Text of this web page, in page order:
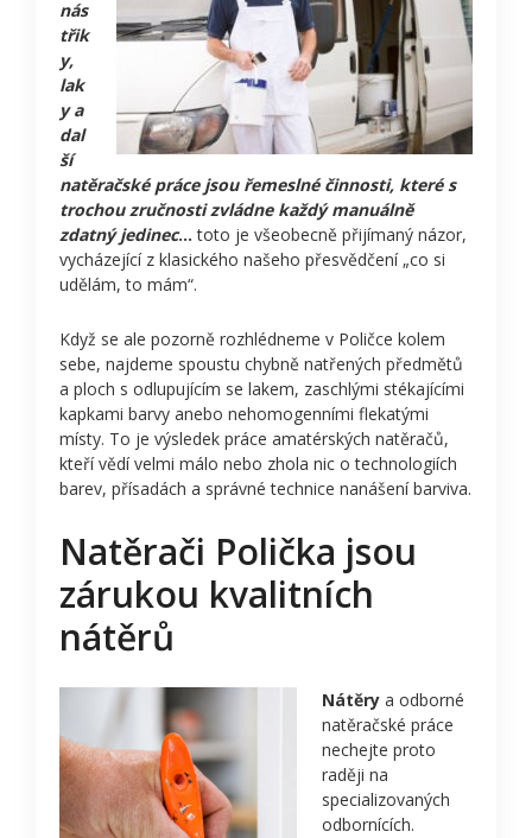
nás
třik
y,
lak
y a
dal
ší
natěračské práce jsou řemeslné činnosti, které s
trochou zručnosti zvládne každý manuálně
zdatný jedinec… toto je všeobecně přijímaný názor,
vycházející z klasického našeho přesvědčení „co si
udělám, to mám“.
Když se ale pozorně rozhlédneme v Poličce kolem
sebe, najdeme spoustu chybně natřených předmětů
a ploch s odlupujícím se lakem, zaschlými stékajícími
kapkami barvy anebo nehomogenními flekatými
místy. To je výsledek práce amatérských natěračů,
kteří vědí velmi málo nebo zhola nic o technologiích
barev, přísadách a správné technice nanášení barviva.
Natěrači Polička jsou
zárukou kvalitních
nátěrů
Nátěry a odborné
natěračské práce
nechejte proto
raději na
specializovaných
odbornících.